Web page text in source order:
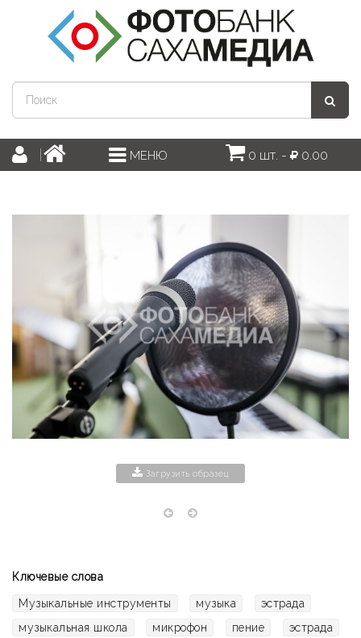
МЕНЮ 0 шт. - 0.00
Загрузить образец
Ключевые слова
Музыкальные инструменты музыка
эстрада
музыкальная школа
микрофон пение эстрада